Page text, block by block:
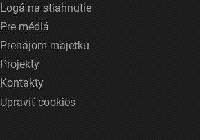
Logá na stiahnutie
Pre médiá
Prenájom majetku
Projekty
Kontakty
Upraviť cookies